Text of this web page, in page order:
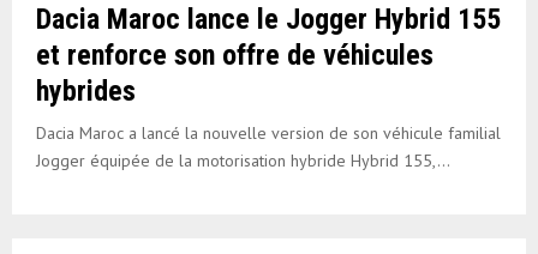
Dacia Maroc lance le Jogger Hybrid 155
et renforce son offre de véhicules
hybrides
Dacia Maroc a lancé la nouvelle version de son véhicule familial
Jogger équipée de la motorisation hybride Hybrid 155,...